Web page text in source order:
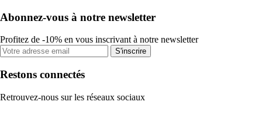
Abonnez-vous à notre newsletter
Profitez de -10% en vous inscrivant à notre newsletter
S'inscrire
Restons connectés
Retrouvez-nous sur les réseaux sociaux